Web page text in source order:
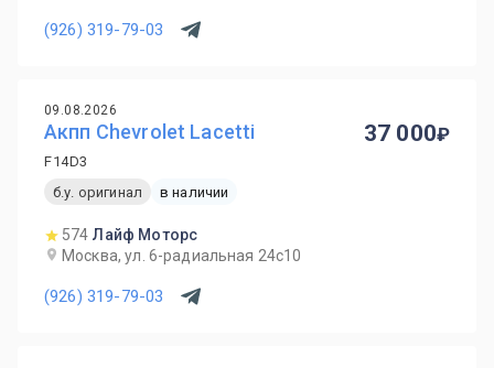
(926) 319-79-03
09.08.2026
Акпп Chevrolet Lacetti
F14D3
б.у. оригинал
в наличии
574 Лайф Моторс
Москва, ул. 6-радиальная 24с10
(926) 319-79-03
37 000